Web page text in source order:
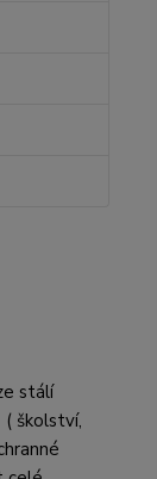
stálí
školství,